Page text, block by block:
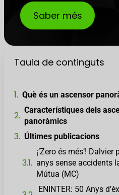
Saber més
Taula de continguts
Què és un ascensor
Característiques dels
panoràmics
Últimes publicacions
¡’Zero és més’!
anys sense accidents
Mútua (MC)
ENINTER: 50 Anys